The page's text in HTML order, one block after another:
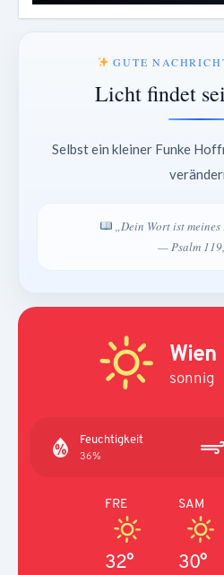
GUTE
Licht findet
Selbst ein kleiner Funke
„Dein Wort ist
— Psalm
Wien
sonnig
Feuchtigkeit
36%
FRE
32°
SAM
30°